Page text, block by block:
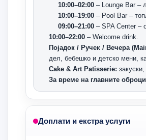
10:00–02:00 – Lounge Bar –
10:00–19:00 – Pool Bar –
09:00–21:00 – SPA Center –
10:00–22:00 – Welcome drink.
Појадок / Ручек / Вечера
дел, бебешко и детско мени,
Cake & Art Patisserie:
За време на главните
Доплати и екстра услуги